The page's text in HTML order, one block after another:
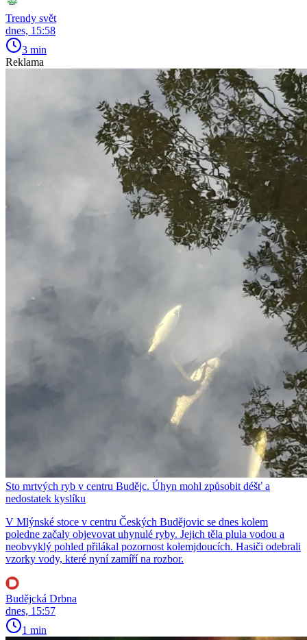
Trendy svět
dnes, 15:58
3 min
Reklama
Sto mrtvých ryb v centru Budějc. Úhyn mohl způsobit déšť a
nedostatek kyslíku
V Mlýnské stoce v centru Českých Budějovic se dnes kolem
poledne začaly objevovat uhynulé ryby. Jejich těla plula vodou a
neobvyklý pohled přilákal pozornost kolemjdoucích. Hasiči odebrali
vzorky vody, které nyní zamíří na rozbor.
Budějcká Drbna
dnes, 15:57
1 min